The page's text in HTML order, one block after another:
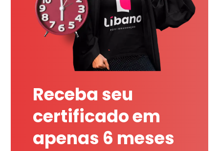
Receba seu
certificado em
apenas 6 meses